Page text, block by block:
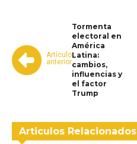
Artículo
anterior
Tormenta
electoral en
América
Latina:
cambios,
influencias y
el factor
Trump
Articulos Relacionados